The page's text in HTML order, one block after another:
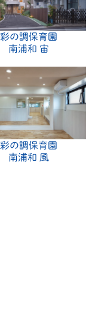
彩の調保育園
南浦和 宙
彩の調保育園
南浦和 風